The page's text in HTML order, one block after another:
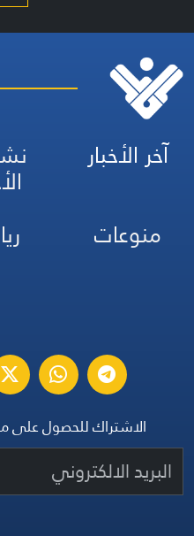
آخر الأخبار
منوعات
الاشتراك للحصول